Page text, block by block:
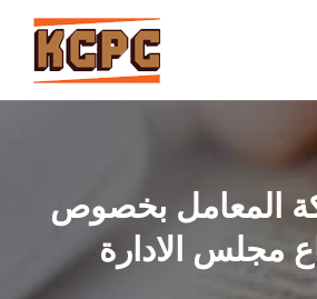
Skip
content
المعامل بخصوص
مجلس الادارة